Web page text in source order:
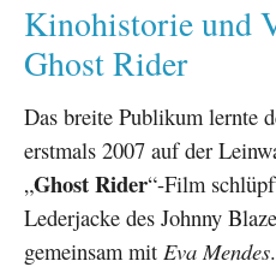
Kinohistorie und
Ghost Rider
Das breite Publikum lernte
erstmals 2007 auf der
„Ghost Rider“-Film
Lederjacke des Johnny
gemeinsam mit Eva Mendes